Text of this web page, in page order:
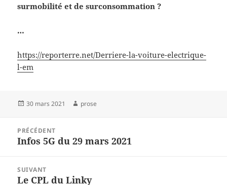
surmobilité et de surconsommation ?
…
https://reporterre.net/Derriere-la-voiture-electrique-
l-em
Publié
30 mars 2021 Auteur
prose
l’article
PRÉCÉDENT
Article
Infos 5G du 29 mars 2021
SUIVANT
Article
Le CPL du Linky